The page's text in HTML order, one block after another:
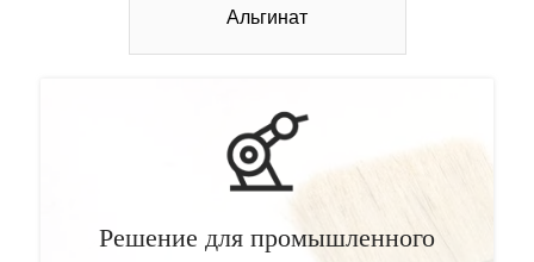
Альгинат
Решение для промышленного
Альгинат натрия